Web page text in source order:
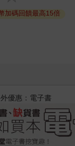
加碼回饋最高15倍
｜全書系展